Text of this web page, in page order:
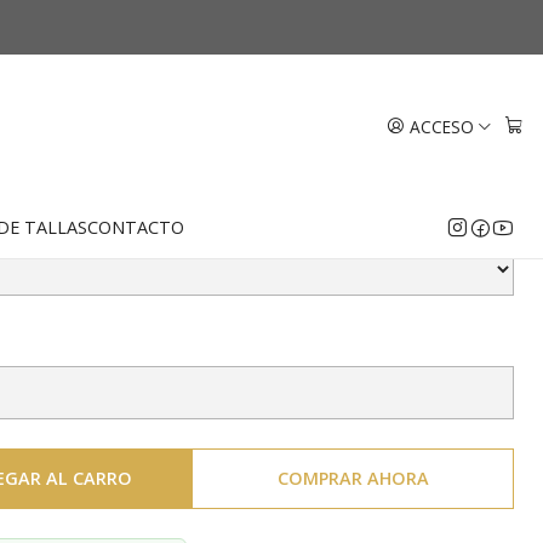
ACCESO
TALLASCONTACTO
rombo 2 mm Oro 18k
AL CARRO COMPRAR AHORA